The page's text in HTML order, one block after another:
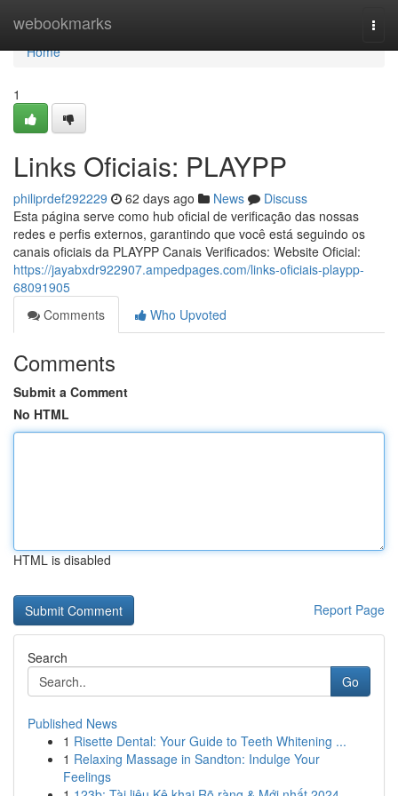
webookmarks
Home
Home
1
Links Oficiais: PLAYPP
philiprdef292229 62 days ago News
Discuss
Esta página serve como hub oficial de verificação das nossas
redes e perfis externos, garantindo que você está seguindo os
canais oficiais da PLAYPP Canais Verificados: Website Oficial:
https://jayabxdr922907.ampedpages.com/links-oficiais-playpp-
68091905
Comments
Who Upvoted
Comments
Submit a Comment
No HTML
HTML is disabled
Report Page
Search
Go
Published News
1 Risette Dental: Your Guide to Teeth Whitening ...
1 Relaxing Massage in Sandton: Indulge Your
Feelings